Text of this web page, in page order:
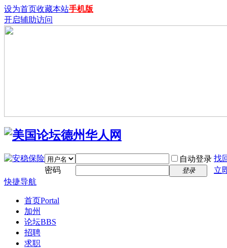
设为首页收藏本站手机版
开启辅助访问
自动登录 找
密码
登录
立
快捷导航
首页Portal
加州
论坛BBS
招聘
求职